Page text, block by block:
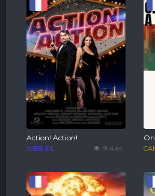
9 vues
Action! Action!
WEB-DL